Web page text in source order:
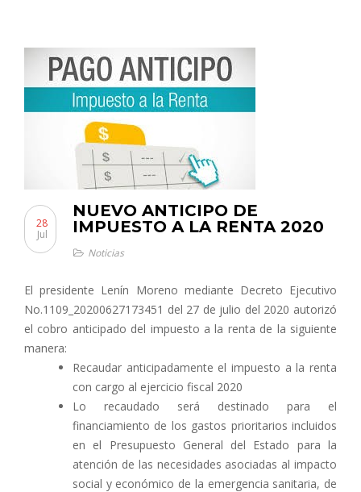
NUEVO ANTICIPO DE
IMPUESTO A LA RENTA 2020
28
Jul
Noticias
El presidente Lenín Moreno mediante Decreto Ejecutivo
No.1109_20200627173451 del 27 de julio del 2020 autorizó
el cobro anticipado del impuesto a la renta de la siguiente
manera:
Recaudar anticipadamente el impuesto a la renta
con cargo al ejercicio fiscal 2020
Lo recaudado será destinado para el
financiamiento de los gastos prioritarios incluidos
en el Presupuesto General del Estado para la
atención de las necesidades asociadas al impacto
social y económico de la emergencia sanitaria, de